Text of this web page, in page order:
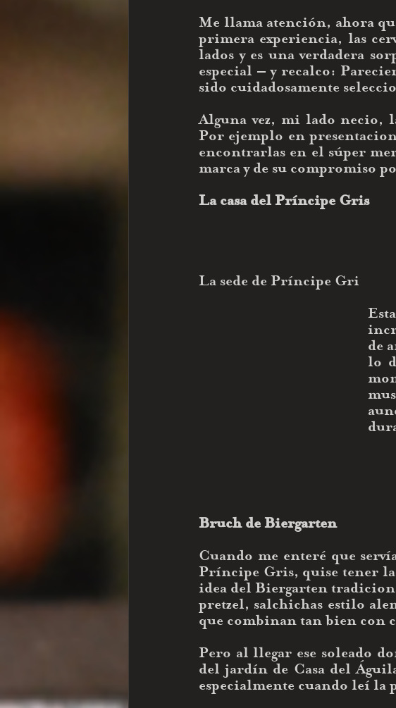
Me llama atención, ahora
primera experiencia, las
lados y es una verdadera
especial – y recalco:
sido cuidadosamente
Alguna vez, mi lado necio,
Por ejemplo en
encontrarlas en el súper
marca y de su compromiso
La casa del Príncipe Gris
La sede de Príncipe Gri
de
lo
Bruch de Biergarten
Cuando me enteré que
Príncipe Gris, quise tener la
idea del Biergarten
pretzel, salchichas estilo
que combinan tan bien con
Pero al llegar ese soleado
del jardín de Casa del
especialmente cuando leí la